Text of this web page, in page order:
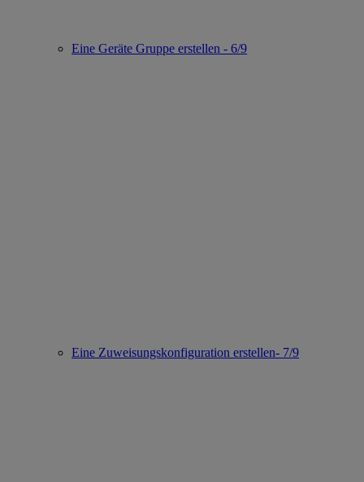
Eine Geräte Gruppe erstellen - 6/9
Eine Zuweisungskonfiguration erstellen- 7/9